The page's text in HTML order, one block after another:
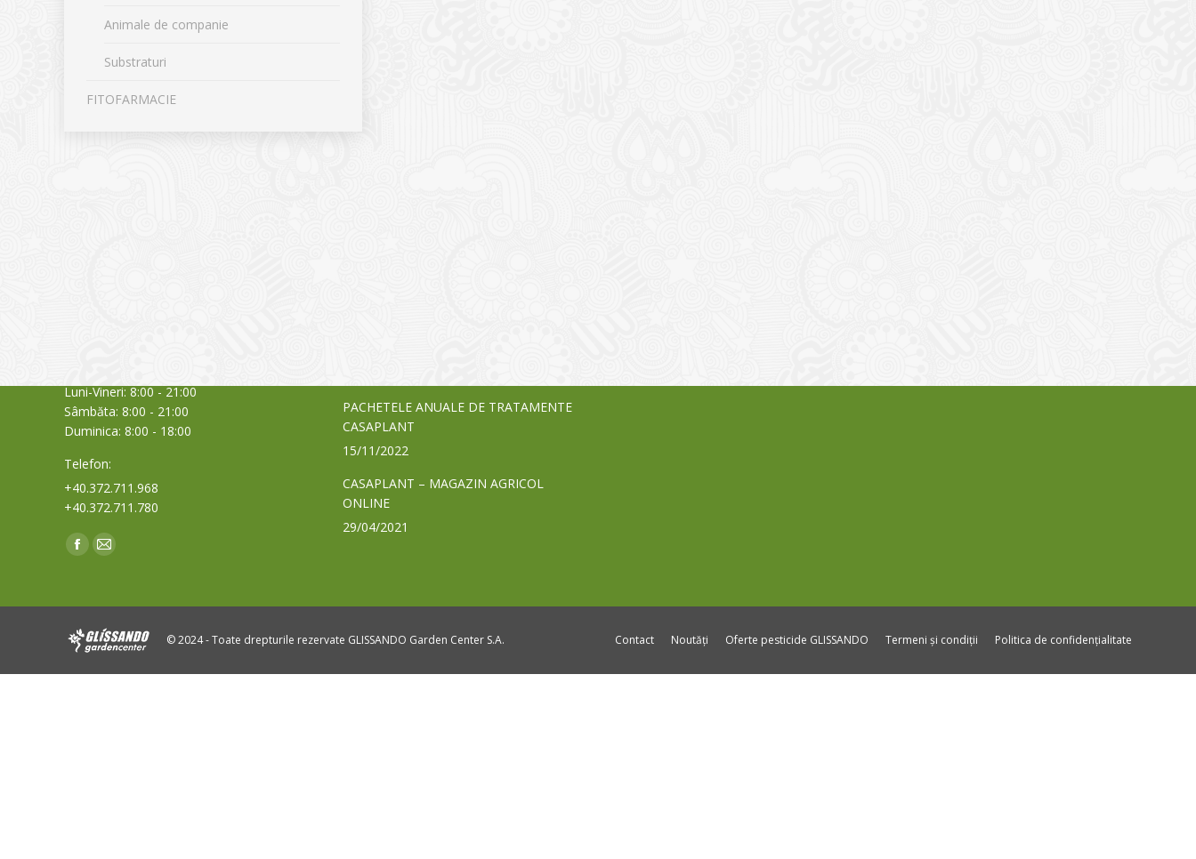
Animale de companie
Substraturi
FITOFARMACIE
Luni-Vineri: 8:00 - 21:00
Sâmbăta: 8:00 - 21:00
Duminica: 8:00 - 18:00
Telefon:
+40.372.711.968
+40.372.711.780
Find us on:
Facebook
new
Mail
new
PACHETELE ANUALE DE TRATAMENTE
CASAPLANT
15/11/2022
CASAPLANT – MAGAZIN AGRICOL
ONLINE
29/04/2021
© 2024 - Toate drepturile rezervate GLISSANDO Garden Center S.A. Contact Noutăți Oferte pesticide GLISSANDO Termeni și condiții Politica de confidențialitate